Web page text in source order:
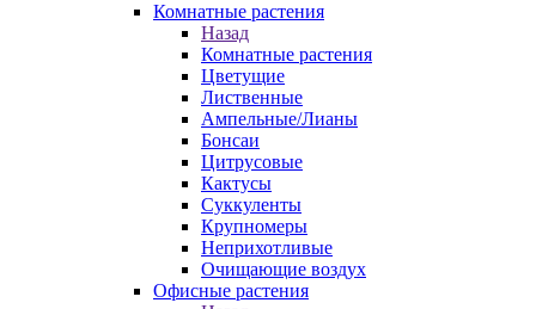
Комнатные растения
Назад
Комнатные растения
Цветущие
Лиственные
Ампельные/Лианы
Бонсаи
Цитрусовые
Кактусы
Суккуленты
Крупномеры
Неприхотливые
Очищающие воздух
Офисные растения